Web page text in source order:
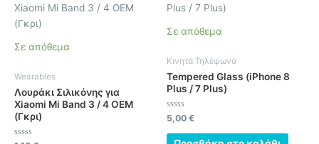
Σε απόθεμα
Wearables
Λουράκι Σιλικόνης για
Xiaomi Mi Band 3 / 4 OEM
(Γκρι)
Σε απόθεμα
Κινητά Τηλέφωνα
Tempered Glass (iPhone 8
Plus / 7 Plus)
Βαθμολογήθηκε
με
0
από
5,00 €